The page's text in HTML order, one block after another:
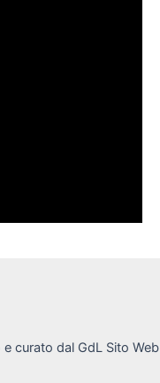
curato dal GdL Sito Web